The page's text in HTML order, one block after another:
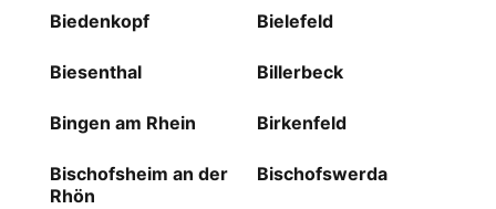
Biedenkopf Bielefeld
Biesenthal Billerbeck
Bingen am Rhein Birkenfeld
Bischofsheim an der
Rhön
Bischofswerda